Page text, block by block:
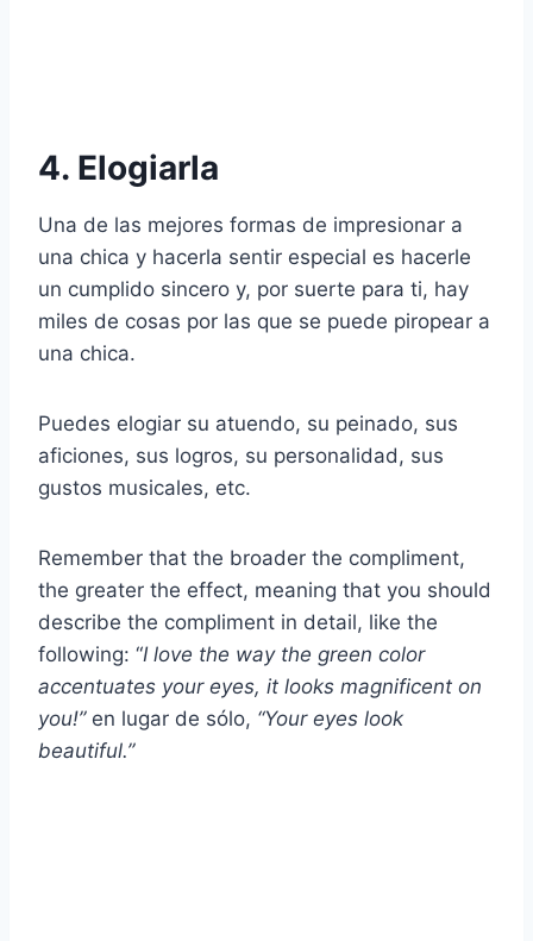
4. Elogiarla
Una de las mejores formas de impresionar a
una chica y hacerla sentir especial es hacerle
un cumplido sincero y, por suerte para ti, hay
miles de cosas por las que se puede piropear a
una chica.
Puedes elogiar su atuendo, su peinado, sus
aficiones, sus logros, su personalidad, sus
gustos musicales, etc.
Remember that the broader the compliment,
the greater the effect, meaning that you should
describe the compliment in detail, like the
following: “I love the way the green color
accentuates your eyes, it looks magnificent on
you!”en lugar de sólo, “Your eyes look
beautiful.”